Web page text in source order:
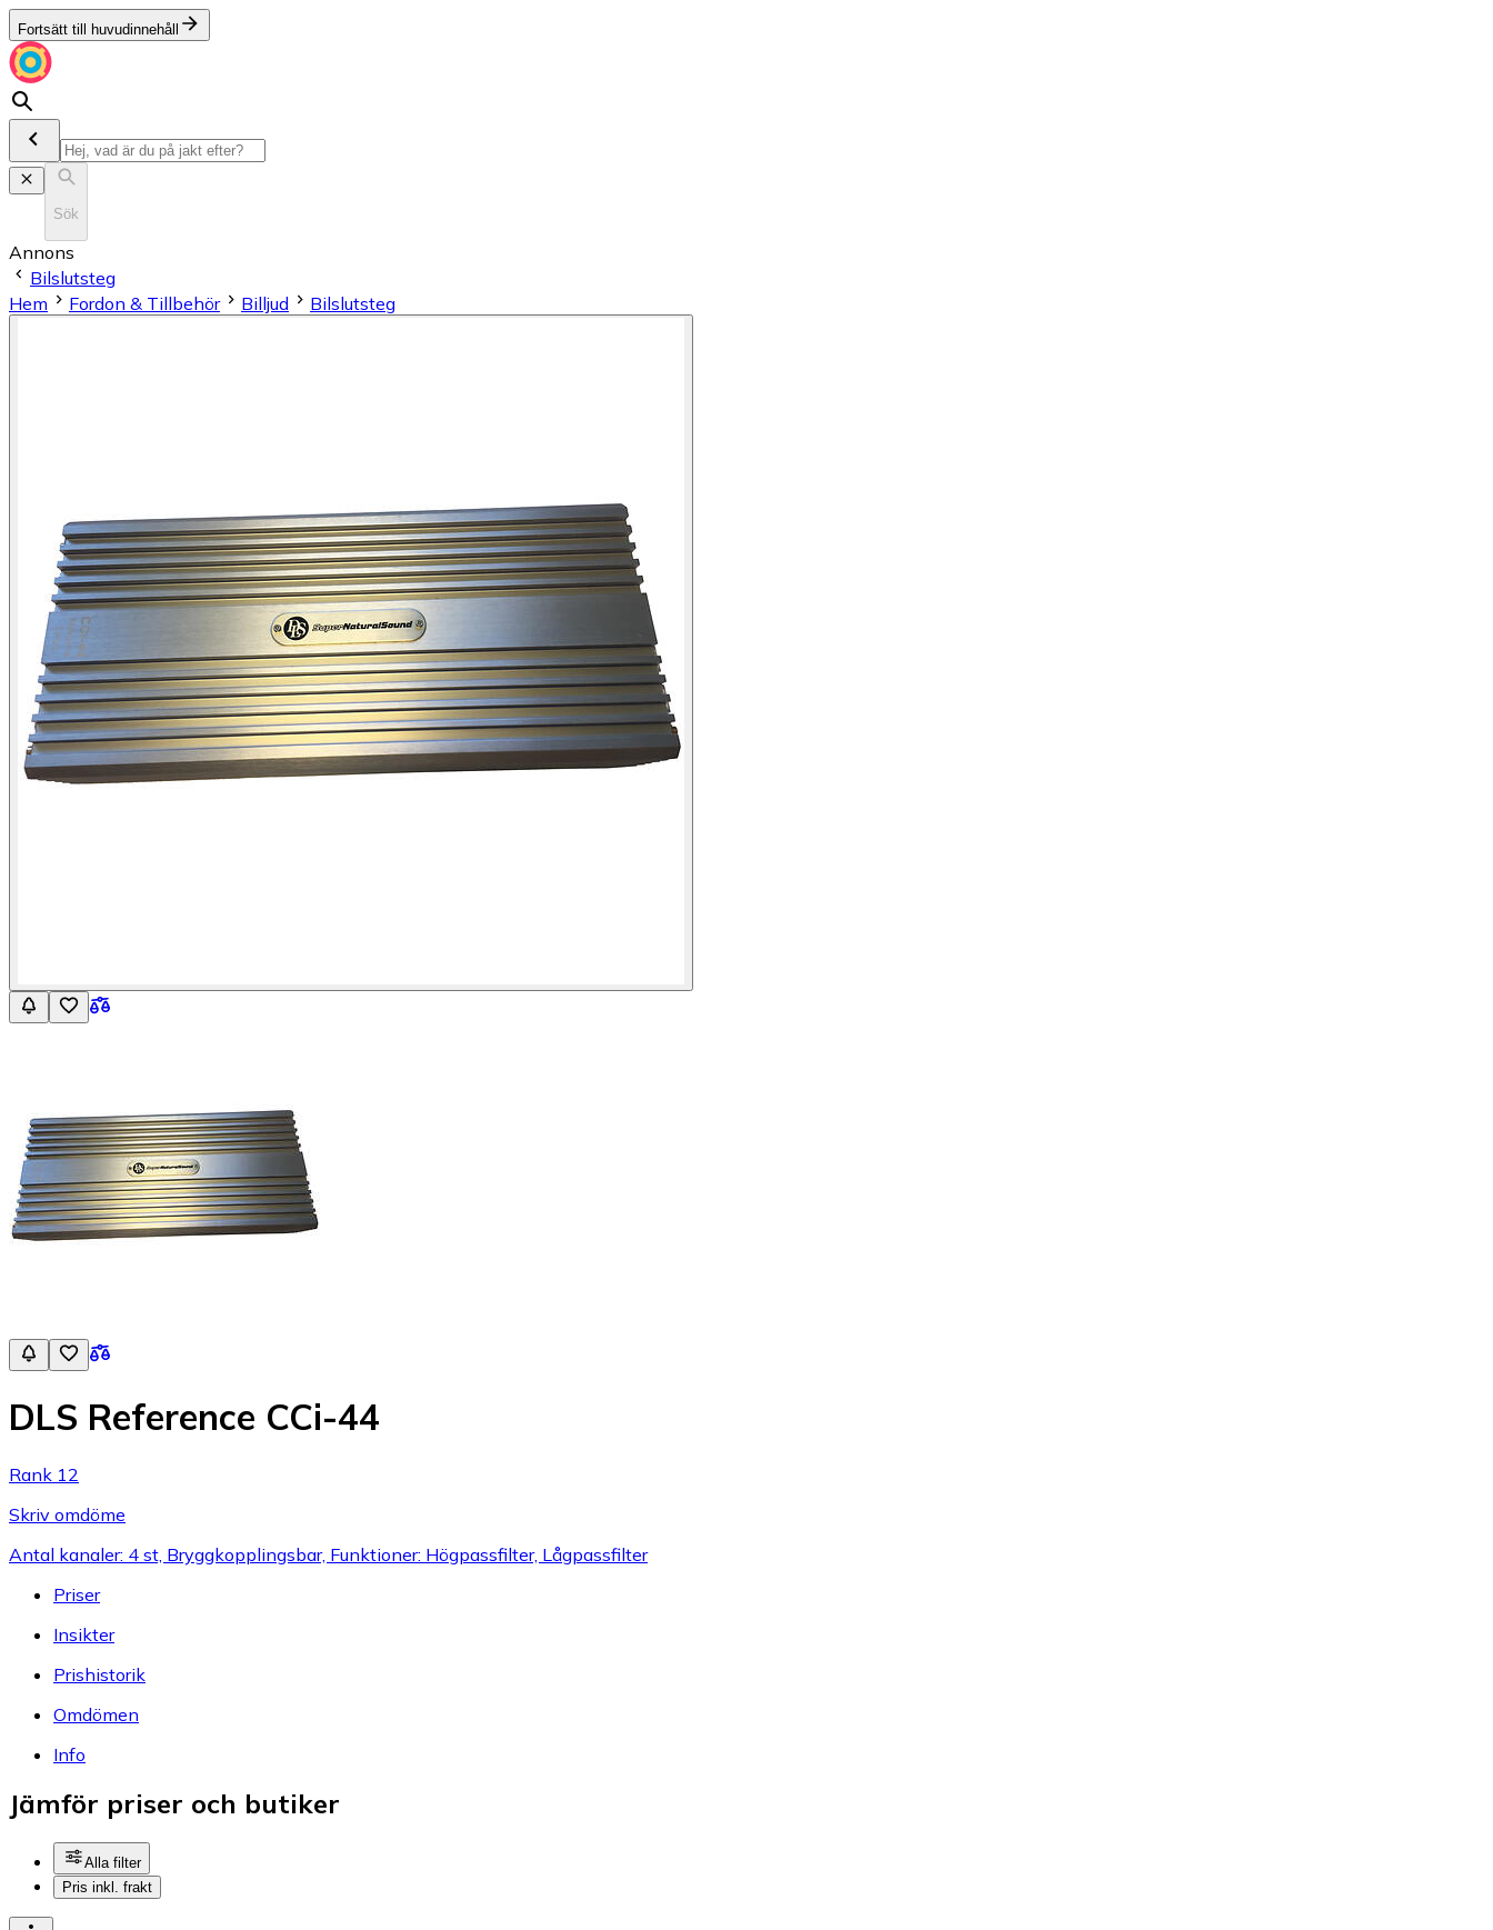
Fortsätt till huvudinnehåll
Sök
Annons
Bilslutsteg
Hem
Fordon & Tillbehör Billjud Bilslutsteg
DLS Reference CCi-44
Rank 12
Skriv omdöme
Antal kanaler: 4 st, Bryggkopplingsbar, Funktioner: Högpassfilter, Lågpassfilter
Priser
Insikter
Prishistorik
Omdömen
Info
Jämför priser och butiker
Alla filter
Pris inkl. frakt